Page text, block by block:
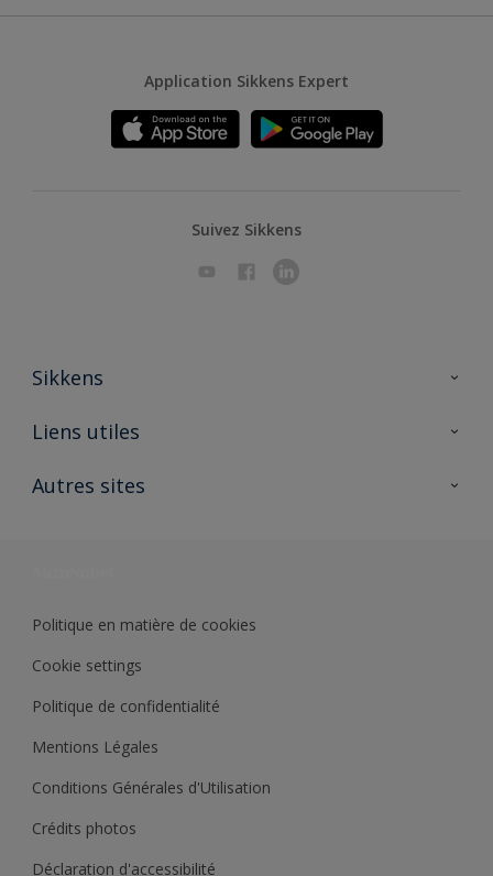
Application Sikkens Expert
Suivez Sikkens
Sikkens
A propos de Sikkens
Liens utiles
Ouvrir un magasin PASS
Autres sites
Politique en matière de cookies
Cookie settings
Politique de confidentialité
Mentions Légales
Conditions Générales d'Utilisation
Crédits photos
Déclaration d'accessibilité